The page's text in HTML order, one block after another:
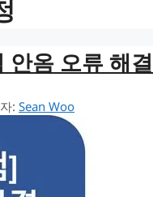
옴 오류 해
: Sean Woo